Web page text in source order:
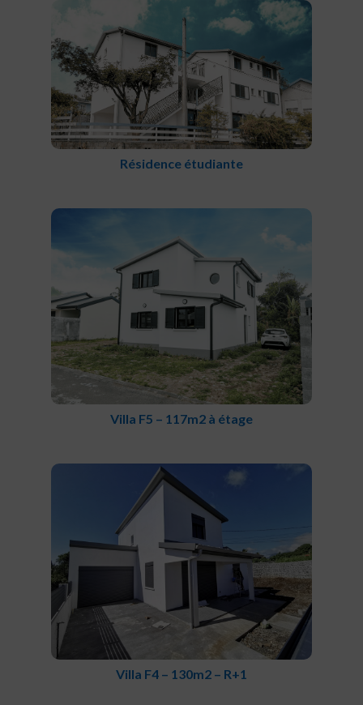
Résidence étudiante
Villa F5 – 117m2 à étage
Villa F4 – 130m2 – R+1